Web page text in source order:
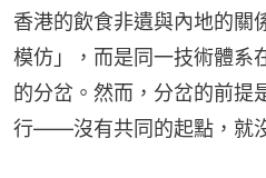
香港的飲食非遺與內地的關
模仿」，而是同一技術體系
的分岔。然而，分岔的前提
行——沒有共同的起點，就